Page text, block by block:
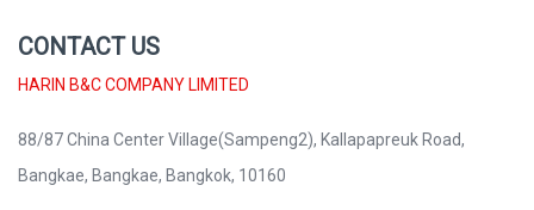
CONTACT US
HARIN B&C COMPANY LIMITED
88/87 China Center Village(Sampeng2), Kallapapreuk Road,
Bangkae, Bangkae, Bangkok, 10160